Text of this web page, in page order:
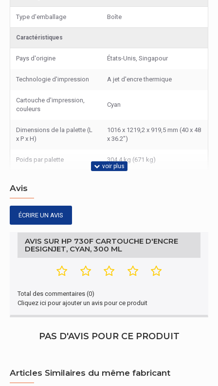
Type d'emballage Boîte
Caractéristiques
Pays d'origine États-Unis, Singapour
Technologie d'impression A jet d'encre thermique
Cartouche d'impression,
couleurs
Cyan
Dimensions de la palette (L
x P x H)
1016 x 1219,2 x 919,5 mm (40 x 48
x 36.2")
Poids par palette 304,4 kg (671 kg)
Température d'opération 5 - 40 °C
fonctionnement
5 - 40 °C
Données logistiques
Hauteur brute de la palette 91,9 cm
Casier principal (externe)
102 pièce(s)
(externes) par palette
17 pièce(s)
Avis
ÉCRIRE UN AVIS
AVIS SUR HP 730F CARTOUCHE D'ENCRE
DESIGNJET, CYAN, 300 ML
Total des commentaires (0)
Cliquez ici pour ajouter un avis pour ce produit
PAS D'AVIS POUR CE PRODUIT
Articles Similaires du même fabricant